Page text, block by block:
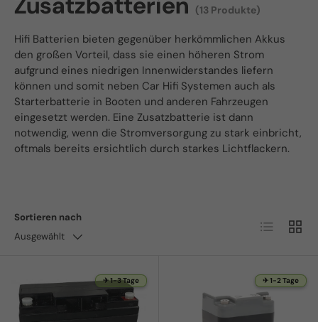
(13 Produkte)
Hifi Batterien bieten gegenüber herkömmlichen Akkus
den großen Vorteil, dass sie einen höheren Strom
aufgrund eines niedrigen Innenwiderstandes liefern
können und somit neben Car Hifi Systemen auch als
Starterbatterie in Booten und anderen Fahrzeugen
eingesetzt werden. Eine Zusatzbatterie ist dann
notwendig, wenn die Stromversorgung zu stark einbricht,
oftmals bereits ersichtlich durch starkes Lichtflackern.
Sortieren nach
Ausgewählt
Produktliste
✈ 1-3 Tage ✈ 1-2 Tage